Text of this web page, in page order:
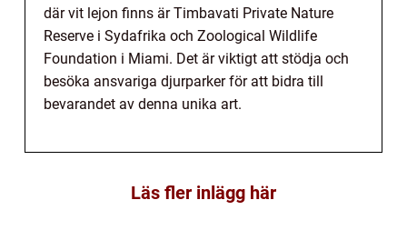
där vit lejon finns är Timbavati Private Nature
Reserve i Sydafrika och Zoological Wildlife
Foundation i Miami. Det är viktigt att stödja och
besöka ansvariga djurparker för att bidra till
bevarandet av denna unika art.
Läs fler inlägg här